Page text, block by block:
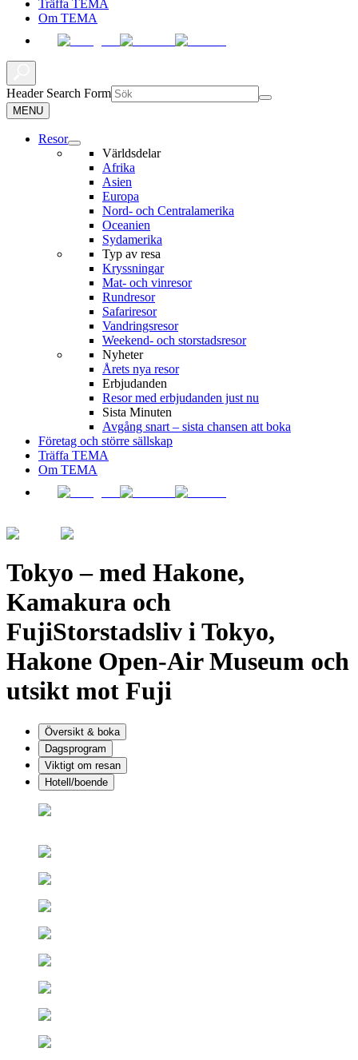
Träffa TEMA
Om TEMA
Header Search Form
MENU
Resor
Världsdelar
Afrika
Asien
Europa
Nord- och Centralamerika
Oceanien
Sydamerika
Typ av resa
Kryssningar
Mat- och vinresor
Rundresor
Safariresor
Vandringsresor
Weekend- och storstadsresor
Nyheter
Årets nya resor
Erbjudanden
Resor med erbjudanden just nu
Sista Minuten
Avgång snart – sista chansen att boka
Företag och större sällskap
Träffa TEMA
Om TEMA
Tokyo – med Hakone,
Kamakura och
FujiStorstadsliv i Tokyo,
Hakone Open-Air Museum och
utsikt mot Fuji
Översikt & boka
Dagsprogram
Viktigt om resan
Hotell/boende